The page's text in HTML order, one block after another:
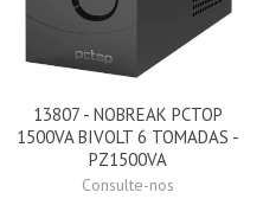
13807 - NOBREAK PCTOP
1500VA BIVOLT 6 TOMADAS -
PZ1500VA
Consulte-nos